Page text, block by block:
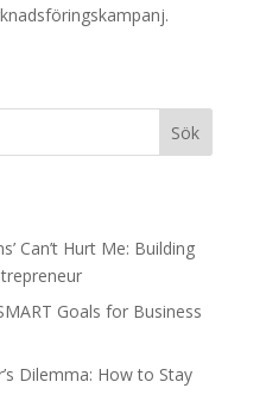
Sök
Can’t Hurt Me: Building
Goals for Business
Dilemma: How to Stay